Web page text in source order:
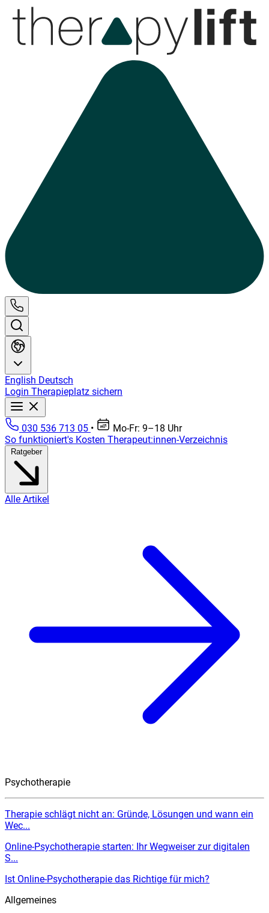
English Deutsch
Login Therapieplatz sichern
030 536 713 05 •
Mo-Fr: 9–18 Uhr
So funktioniert's Kosten Therapeut:innen-Verzeichnis
Ratgeber
Alle Artikel
Psychotherapie
Therapie schlägt nicht an: Gründe, Lösungen und wann ein
Wec...
Online-Psychotherapie starten: Ihr Wegweiser zur digitalen
S...
Ist Online-Psychotherapie das Richtige für mich?
Allgemeines